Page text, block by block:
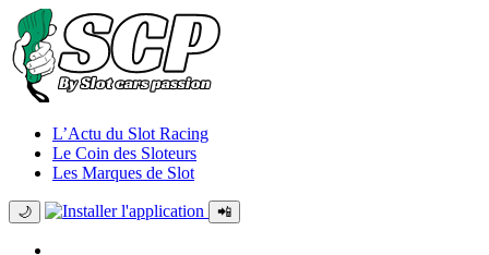
L’Actu du Slot Racing
Le Coin des Sloteurs
Les Marques de Slot
🌙 📲